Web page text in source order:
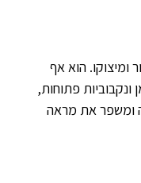
ומיצוקו. הוא אף
פתוחות,
ומשפר את מראה